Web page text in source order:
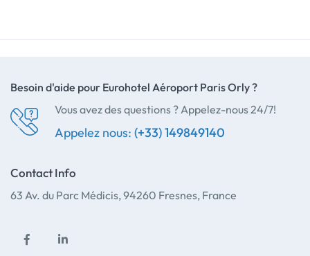
Besoin d'aide pour Eurohotel Aéroport Paris Orly ?
Vous avez des questions ? Appelez-nous 24/7!
Appelez nous: (+33) 149849140
Contact Info
63 Av. du Parc Médicis, 94260 Fresnes, France
Facebook